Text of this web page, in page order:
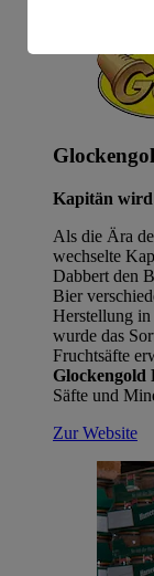
Kapitän wird
Als die Ära
wechselte
Dabbert den
Bier
Herstellung in
wurde das
Fruchtsäfte
Glockengold
Säfte und
Zur Website
Impressum